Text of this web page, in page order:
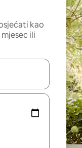
kao
ili
ih pregledati